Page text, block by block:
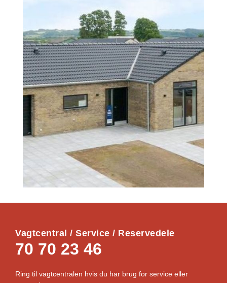
Vagtcentral / Service / Reservedele
70 70 23 46
Ring til vagtcentralen hvis du har brug for service eller